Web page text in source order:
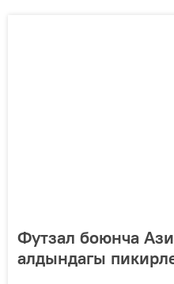
Футзал боюнча
алдындагы